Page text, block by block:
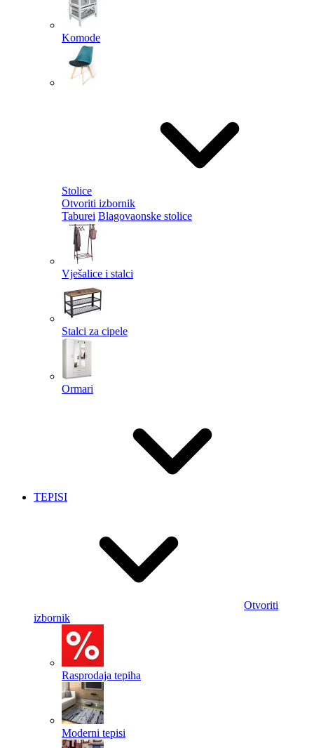
Komode
Stolice
Otvoriti izbornik
Taburei Blagovaonske stolice
Vješalice i stalci
Stalci za cipele
Ormari
TEPISI
Otvoriti
izbornik
Rasprodaja tepiha
Moderni tepisi